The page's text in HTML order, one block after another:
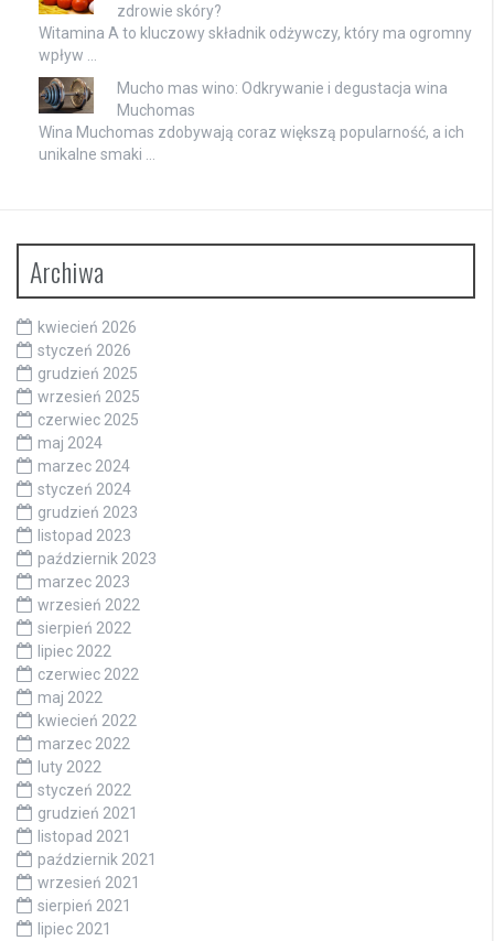
zdrowie skóry?
Witamina A to kluczowy składnik odżywczy, który ma ogromny
wpływ …
Mucho mas wino: Odkrywanie i degustacja wina
Muchomas
Wina Muchomas zdobywają coraz większą popularność, a ich
unikalne smaki …
Archiwa
kwiecień 2026
styczeń 2026
grudzień 2025
wrzesień 2025
czerwiec 2025
maj 2024
marzec 2024
styczeń 2024
grudzień 2023
listopad 2023
październik 2023
marzec 2023
wrzesień 2022
sierpień 2022
lipiec 2022
czerwiec 2022
maj 2022
kwiecień 2022
marzec 2022
luty 2022
styczeń 2022
grudzień 2021
listopad 2021
październik 2021
wrzesień 2021
sierpień 2021
lipiec 2021